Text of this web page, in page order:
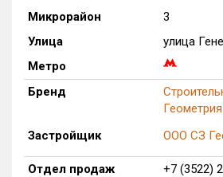
Только новые
с продажами
Рейтинг ЕРЗ
Микрорайон
3
Улица
улица
Метро
Бренд
Геометрия
Застройщик
ООО СЗ
Отдел продаж
+7 (3522)